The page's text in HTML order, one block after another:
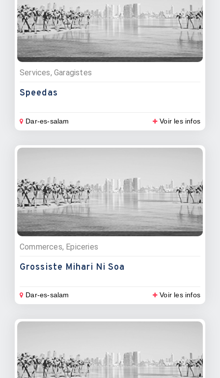
Services, Garagistes
Speedas
Dar-es-salam Voir les infos
Commerces, Epiceries
Grossiste Mihari Ni Soa
Dar-es-salam Voir les infos